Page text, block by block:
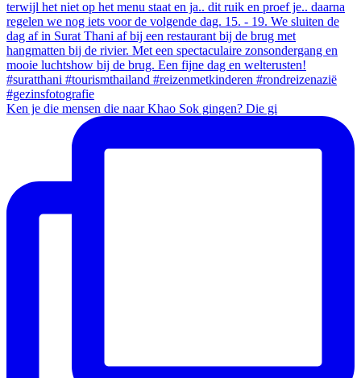
Ken je die mensen die naar Khao Sok gingen? Die gi